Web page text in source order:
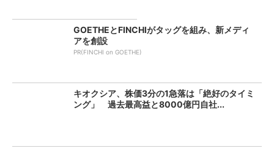
GOETHEとFINCHIがタッグを組み、新メディ
アを創設
PR(FINCHI on GOETHE)
キオクシア、株価3分の1急落は「絶好のタイミ
ング」 過去最高益と8000億円自社...